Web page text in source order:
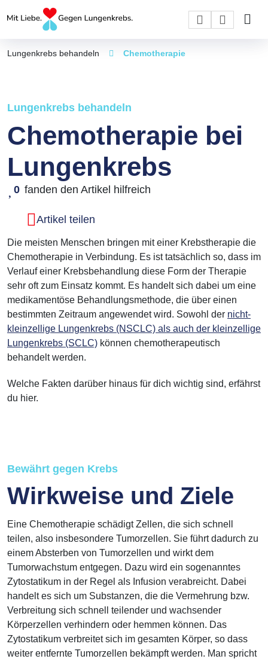
Lungenkrebs behandeln Chemotherapie
Lungenkrebs behandeln
Chemotherapie bei
Lungenkrebs
0 fanden den Artikel hilfreich
Artikel teilen
Die meisten Menschen bringen mit einer Krebstherapie die
Chemotherapie in Verbindung. Es ist tatsächlich so, dass im
Verlauf einer Krebsbehandlung diese Form der Therapie
sehr oft zum Einsatz kommt. Es handelt sich dabei um eine
medikamentöse Behandlungsmethode, die über einen
bestimmten Zeitraum angewendet wird. Sowohl der nicht-
kleinzellige Lungenkrebs (NSCLC) als auch der kleinzellige
Lungenkrebs (SCLC) können chemotherapeutisch
behandelt werden.
Welche Fakten darüber hinaus für dich wichtig sind, erfährst
du hier.
Bewährt gegen Krebs
Wirkweise und Ziele
Eine Chemotherapie schädigt Zellen, die sich schnell
teilen, also insbesondere Tumorzellen. Sie führt dadurch zu
einem Absterben von Tumorzellen und wirkt dem
Tumorwachstum entgegen. Dazu wird ein sogenanntes
Zytostatikum in der Regel als Infusion verabreicht. Dabei
handelt es sich um Substanzen, die die Vermehrung bzw.
Verbreitung sich schnell teilender und wachsender
Körperzellen verhindern oder hemmen können. Das
Zytostatikum verbreitet sich im gesamten Körper, so dass
weiter entfernte Tumorzellen bekämpft werden. Man spricht